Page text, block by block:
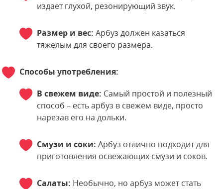
издает глухой, резонирующий звук.
Размер и вес: Арбуз должен казаться
тяжелым для своего размера.
Способы употребления:
В свежем виде: Самый простой и полезный
способ – есть арбуз в свежем виде, просто
нарезав его на дольки.
Смузи и соки: Арбуз отлично подходит для
приготовления освежающих смузи и соков.
Салаты: Необычно, но арбуз может стать